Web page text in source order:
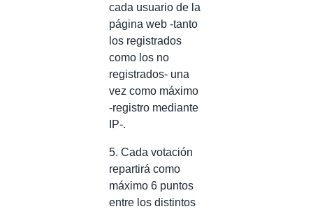
cada usuario de la
página web -tanto
los registrados
como los no
registrados- una
vez como máximo
-registro mediante
IP-.
5. Cada votación
repartirá como
máximo 6 puntos
entre los distintos